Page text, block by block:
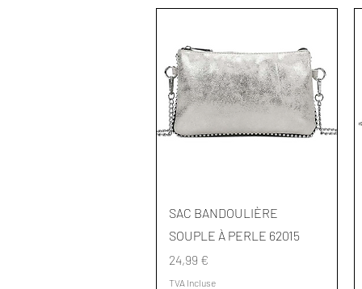
Aperçu rapide
SAC BANDOULIÈRE
SOUPLE À PERLE 62015
Prix
24,99 €
TVA Incluse